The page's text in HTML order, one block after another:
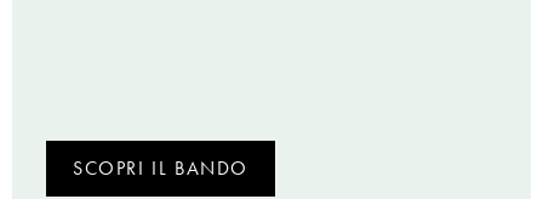
SCOPRI IL BANDO